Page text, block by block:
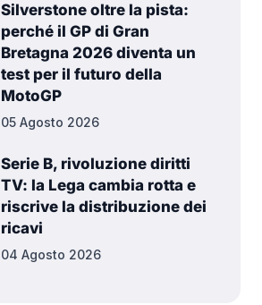
Silverstone oltre la pista:
perché il GP di Gran
Bretagna 2026 diventa un
test per il futuro della
MotoGP
05 Agosto 2026
Serie B, rivoluzione diritti
TV: la Lega cambia rotta e
riscrive la distribuzione dei
ricavi
04 Agosto 2026